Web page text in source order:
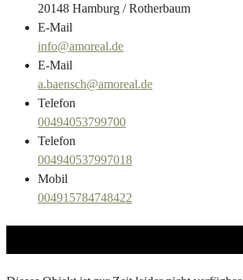
20148 Hamburg / Rotherbaum
E-Mail
info@amoreal.de
E-Mail
a.baensch@amoreal.de
Telefon
00494053799700
Telefon
004940537997018
Mobil
004915784748422